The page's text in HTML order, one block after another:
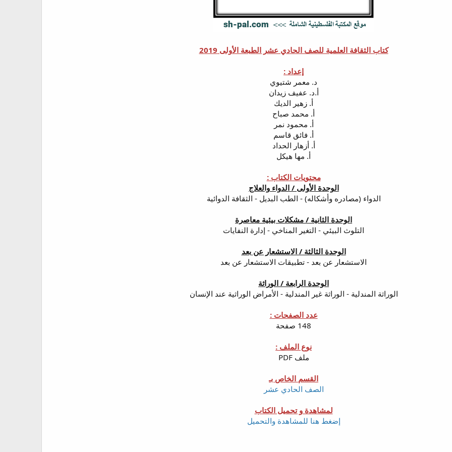
كتاب الثقافة العلمية للصف الحادي عشر الطبعة الأولى 2019
إعداد :
د. معمر شتيوي
أ.د. عفيف زيدان
أ. زهير الديك
أ. محمد صباح
أ. محمود نمر
أ. فائق قاسم
أ. أزهار الحداد
أ. مها هيكل
محتويات الكتاب :
الوحدة الأولى / الدواء والعلاج
الدواء (مصادره وأشكاله) - الطب البديل - الثقافة الدوائية
الوحدة الثانية / مشكلات بيئية معاصرة
التلوث البيئي - التغير المناخي - إدارة النفايات
الوحدة الثالثة / الاستشعار عن بعد
الاستشعار عن بعد - تطبيقات الاستشعار عن بعد
الوحدة الرابعة / الوراثة
الوراثة المندلية - الوراثة غير المندلية - الأمراض الوراثية عند الإنسان
عدد الصفحات :
148 صفحة
نوع الملف :
ملف PDF
القسم الخاص بـ
الصف الحادي عشر
لمشاهدة و تحميل الكتاب
إضغط هنا للمشاهدة والتحميل